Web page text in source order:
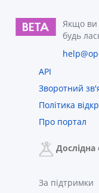
Якщо ви
будь
API
Зворотний
Політика
Про портал
Дослідна
За підтримки